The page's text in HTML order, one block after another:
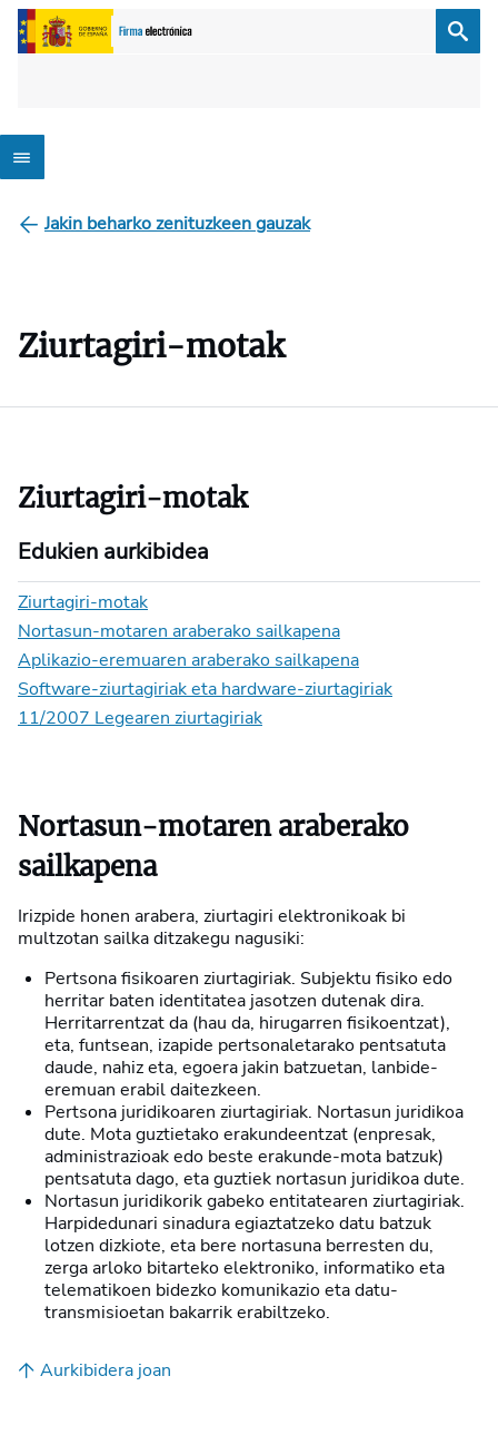
Jakin beharko zenituzkeen gauzak
Ziurtagiri-motak
Ziurtagiri-motak
Edukien aurkibidea
Ziurtagiri-motak
Nortasun-motaren araberako sailkapena
Aplikazio-eremuaren araberako sailkapena
Software-ziurtagiriak eta hardware-ziurtagiriak
11/2007 Legearen ziurtagiriak
Nortasun-motaren araberako
sailkapena
Irizpide honen arabera, ziurtagiri elektronikoak bi
multzotan sailka ditzakegu nagusiki:
Pertsona fisikoaren ziurtagiriak. Subjektu fisiko edo
herritar baten identitatea jasotzen dutenak dira.
Herritarrentzat da (hau da, hirugarren fisikoentzat),
eta, funtsean, izapide pertsonaletarako pentsatuta
daude, nahiz eta, egoera jakin batzuetan, lanbide-
eremuan erabil daitezkeen.
Pertsona juridikoaren ziurtagiriak. Nortasun juridikoa
dute. Mota guztietako erakundeentzat (enpresak,
administrazioak edo beste erakunde-mota batzuk)
pentsatuta dago, eta guztiek nortasun juridikoa dute.
Nortasun juridikorik gabeko entitatearen ziurtagiriak.
Harpidedunari sinadura egiaztatzeko datu batzuk
lotzen dizkiote, eta bere nortasuna berresten du,
zerga arloko bitarteko elektroniko, informatiko eta
telematikoen bidezko komunikazio eta datu-
transmisioetan bakarrik erabiltzeko.
Aurkibidera joan